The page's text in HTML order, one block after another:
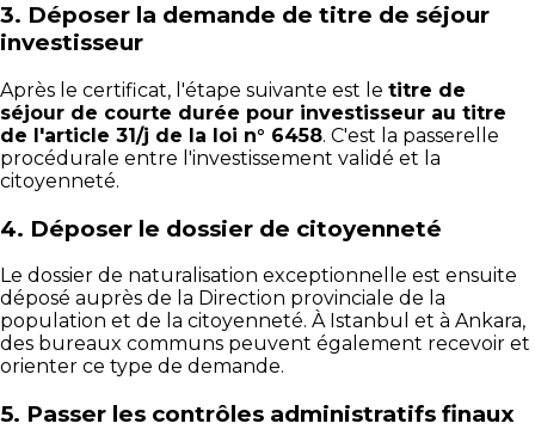
3. Déposer la demande de titre de séjour
investisseur
Après le certificat, l'étape suivante est le titre de
séjour de courte durée pour investisseur au titre
de l'article 31/j de la loi n° 6458. C'est la passerelle
procédurale entre l'investissement validé et la
citoyenneté.
4. Déposer le dossier de citoyenneté
Le dossier de naturalisation exceptionnelle est ensuite
déposé auprès de la Direction provinciale de la
population et de la citoyenneté. À Istanbul et à Ankara,
des bureaux communs peuvent également recevoir et
orienter ce type de demande.
5. Passer les contrôles administratifs finaux